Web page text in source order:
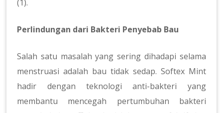
(1).
Perlindungan dari Bakteri Penyebab Bau
Salah satu masalah yang sering dihadapi selama
menstruasi adalah bau tidak sedap. Softex Mint
hadir dengan teknologi anti-bakteri yang
membantu mencegah pertumbuhan bakteri